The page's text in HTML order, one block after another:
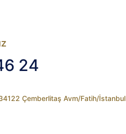
24
Çemberlitaş Avm/Fatih/İstanbul